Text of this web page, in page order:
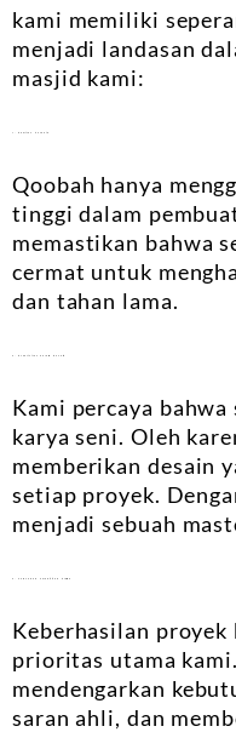
kami memiliki
menjadi landasan
masjid kami:
Qoobah hanya
tinggi dalam
memastikan bahwa
cermat untuk
dan tahan lama.
Kami percaya
karya seni. Oleh
memberikan desain
setiap proyek.
menjadi sebuah
Keberhasilan proyek
prioritas utama
mendengarkan
saran ahli, dan